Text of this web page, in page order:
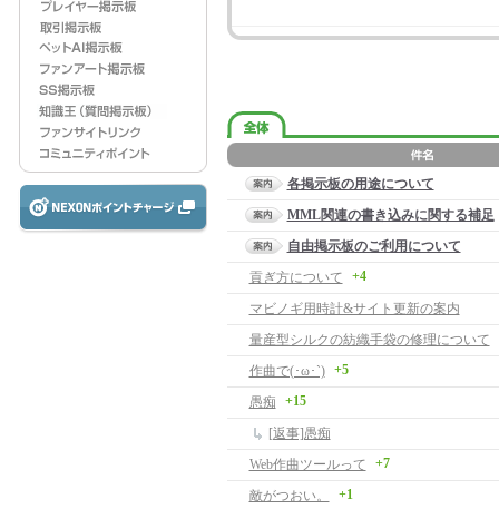
各掲示板の用途について
MML関連の書き込みに関する補足
自由掲示板のご利用について
貢ぎ方について
+4
マビノギ用時計&サイト更新の案内
量産型シルクの紡織手袋の修理について
作曲で(･ω･`) +5
愚痴 +15
[返事]愚痴
Web作曲ツールって
+7
敵がつおい。 +1